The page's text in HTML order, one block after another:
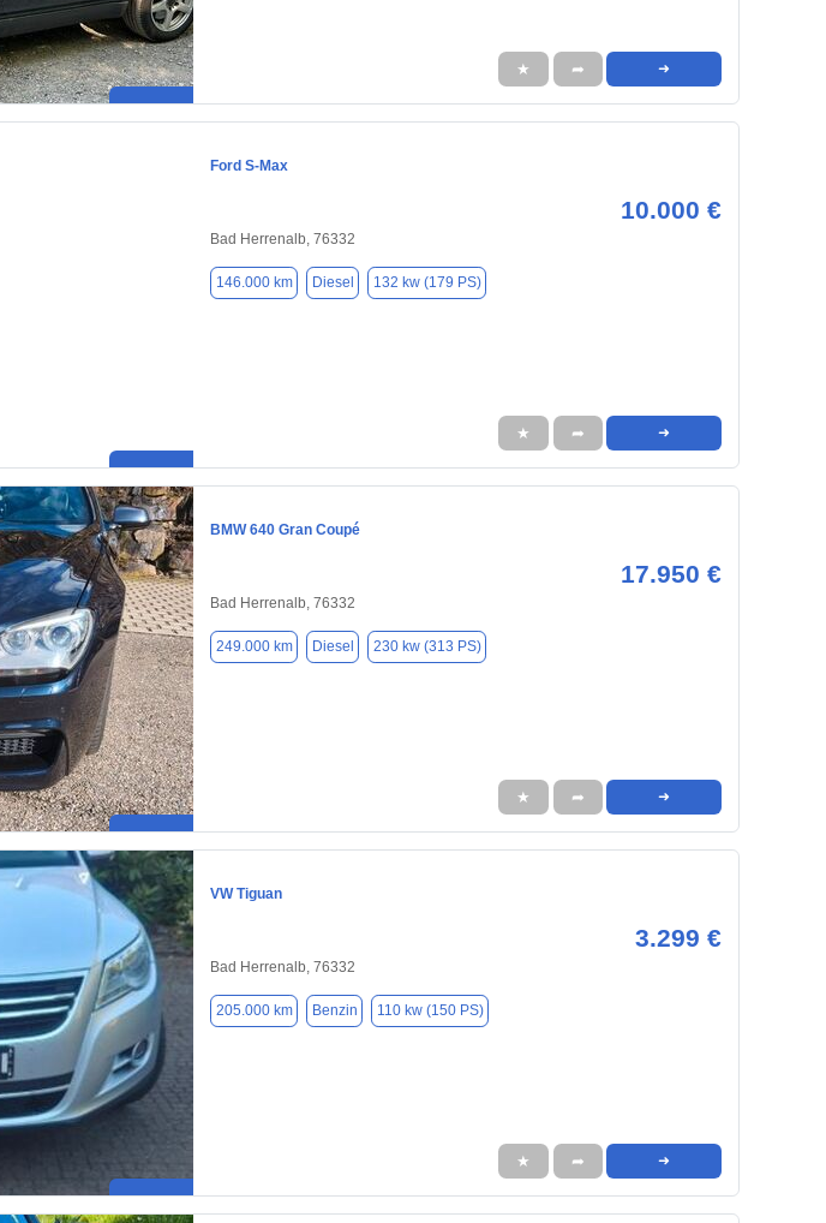
★ ➦ ➜
Ford S-Max
10.000 €
Bad Herrenalb, 76332
146.000 km Diesel 132 kw (179 PS)
★ ➦ ➜
BMW 640 Gran Coupé
17.950 €
Bad Herrenalb, 76332
249.000 km Diesel 230 kw (313 PS)
★ ➦ ➜
VW Tiguan
3.299 €
Bad Herrenalb, 76332
205.000 km Benzin 110 kw (150 PS)
★ ➦ ➜